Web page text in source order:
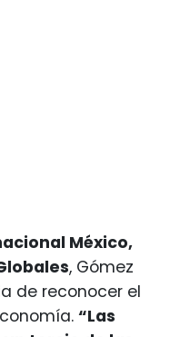
México,
, Gómez
de reconocer el
“Las